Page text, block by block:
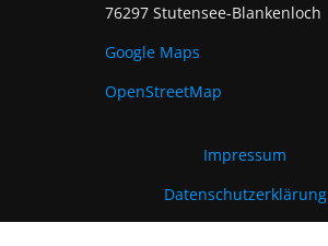
76297 Stutensee-Blankenloch
Google Maps
OpenStreetMap
Impressum
Datenschutzerklärung